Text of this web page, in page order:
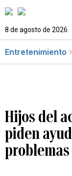
8 de agosto de 2026
Entretenimiento
Hijos del
piden